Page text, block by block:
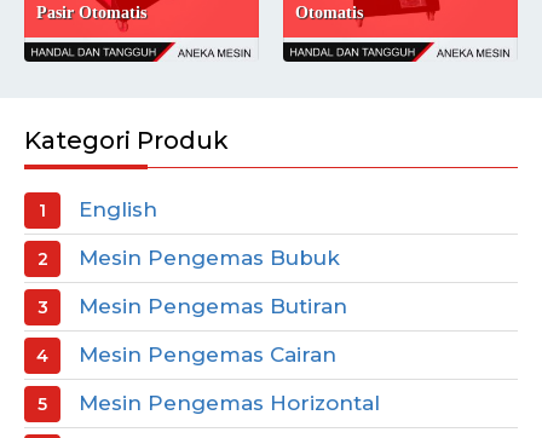
Pasir Otomatis
Otomatis
Kategori Produk
English
Mesin Pengemas Bubuk
Mesin Pengemas Butiran
Mesin Pengemas Cairan
Mesin Pengemas Horizontal